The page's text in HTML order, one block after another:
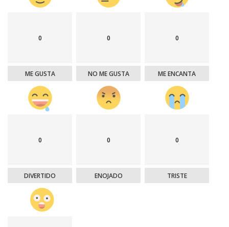
0
ME GUSTA
0
NO ME GUSTA
0
ME ENCANTA
0
DIVERTIDO
0
ENOJADO
0
TRISTE